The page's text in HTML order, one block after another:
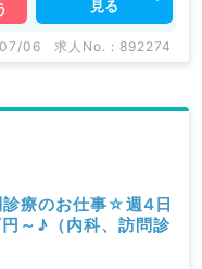
見る
06 求人No. : 892274
診療のお仕事☆週4日
～♪（内科、訪問診